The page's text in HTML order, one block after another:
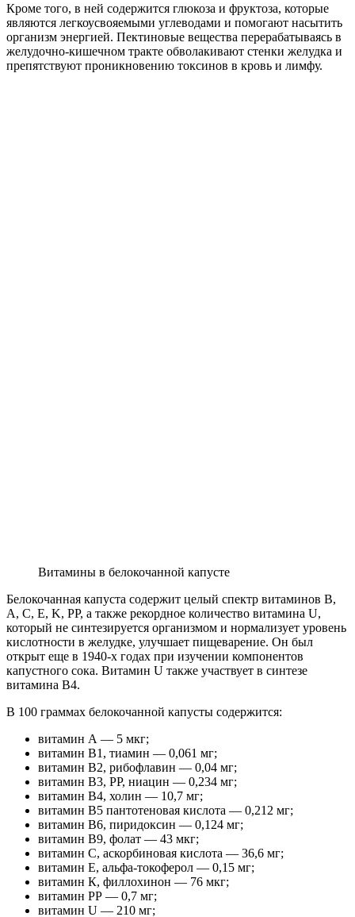
Кроме того, в ней содержится глюкоза и фруктоза, которые
являются легкоусвояемыми углеводами и помогают насытить
организм энергией. Пектиновые вещества перерабатываясь в
желудочно-кишечном тракте обволакивают стенки желудка и
препятствуют проникновению токсинов в кровь и лимфу.
Витамины в белокочанной капусте
Белокочанная капуста содержит целый спектр витаминов B,
A, C, E, K, PP, а также рекордное количество витамина U,
который не синтезируется организмом и нормализует уровень
кислотности в желудке, улучшает пищеварение. Он был
открыт еще в 1940-х годах при изучении компонентов
капустного сока. Витамин U также участвует в синтезе
витамина B4.
В 100 граммах белокочанной капусты содержится:
витамин А — 5 мкг;
витамин B1, тиамин — 0,061 мг;
витамин B2, рибофлавин — 0,04 мг;
витамин B3, PP, ниацин — 0,234 мг;
витамин B4, холин — 10,7 мг;
витамин B5 пантотеновая кислота — 0,212 мг;
витамин B6, пиридоксин — 0,124 мг;
витамин B9, фолат — 43 мкг;
витамин С, аскорбиновая кислота — 36,6 мг;
витамин Е, альфа-токоферол — 0,15 мг;
витамин К, филлохинон — 76 мкг;
витамин РР — 0,7 мг;
витамин U — 210 мг;